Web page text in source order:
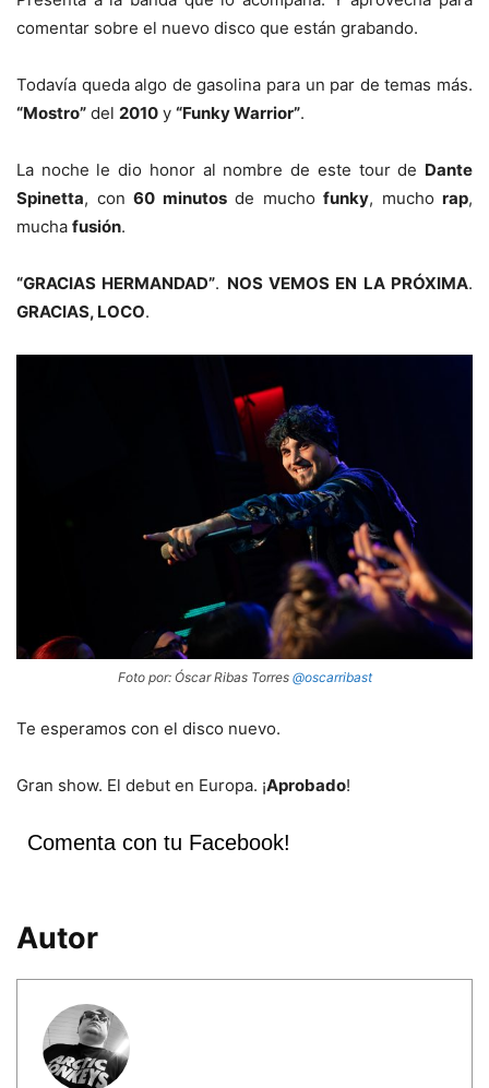
comentar sobre el nuevo disco que están grabando.
Todavía queda algo de gasolina para un par de temas más.
“Mostro” del 2010 y “Funky Warrior”.
La noche le dio honor al nombre de este tour de Dante
Spinetta, con 60 minutosde mucho funky, mucho rap,
mucha fusión.
“GRACIAS HERMANDAD”. NOS VEMOS EN LA PRÓXIMA.
GRACIAS, LOCO.
Foto por: Óscar Ribas Torres @oscarribast
Te esperamos con el disco nuevo.
Gran show. El debut en Europa. ¡Aprobado!
Comenta con tu Facebook!
Autor